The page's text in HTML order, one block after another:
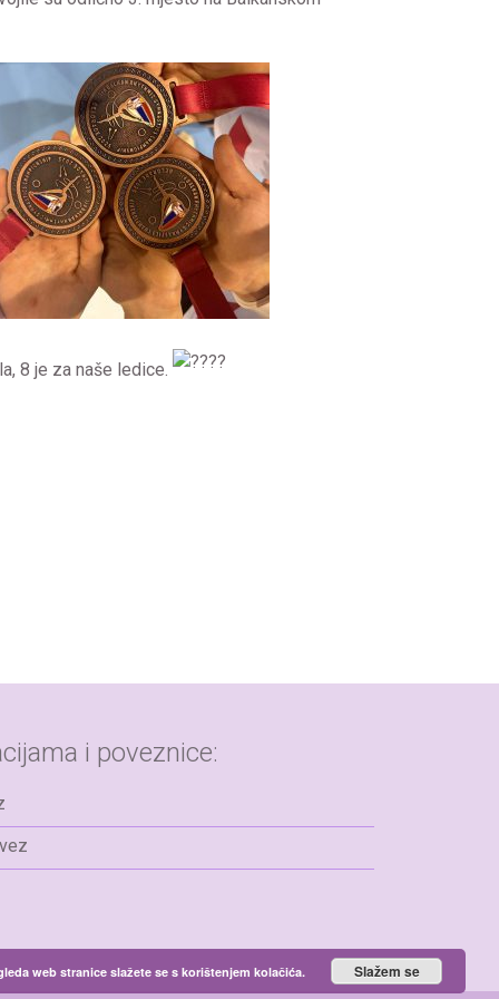
8 je za naše ledice.
i poveznice:
web stranice slažete se s korištenjem kolačića. Slažem se